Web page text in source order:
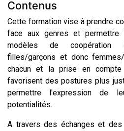
Contenus
Cette formation vise à prendre
face aux genres et permettre
modèles de coopération
filles/garçons et donc
chacun et la prise en compte
favorisent des postures plus
permettre l'expression de
potentialités.
A travers des échanges et